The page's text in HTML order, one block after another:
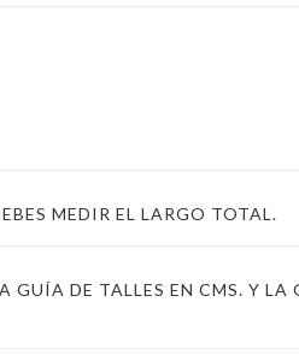
MEDIR EL LARGO TOTAL.
GUÍA DE TALLES EN CMS. Y LA